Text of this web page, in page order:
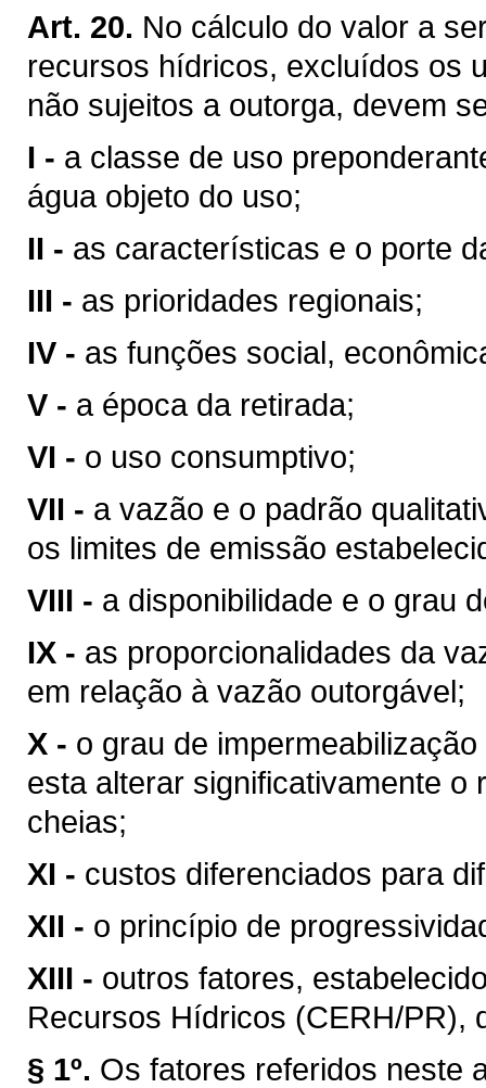
Art. 20. No cálculo do valor a
recursos hídricos, excluídos os
não sujeitos a outorga, devem
I - a classe de uso
água objeto do uso;
II - as características e o porte
III - as prioridades regionais;
IV - as funções social,
V - a época da retirada;
VI - o uso consumptivo;
VII - a vazão e o padrão
os limites de emissão
VIII - a disponibilidade e o grau
IX - as proporcionalidades da
em relação à vazão outorgável;
X - o grau de
esta alterar significativamente o
cheias;
XI - custos diferenciados para
XII - o princípio de
XIII - outros fatores,
Recursos Hídricos (CERH/PR),
§ 1º. Os fatores referidos neste